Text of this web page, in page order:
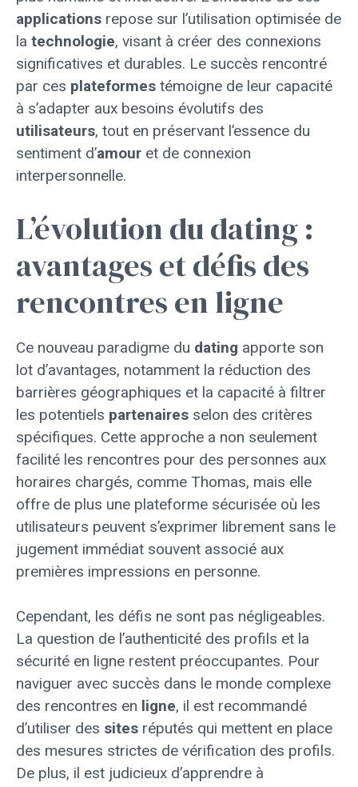
applications repose sur l’utilisation optimisée de
la technologie, visant à créer des connexions
significatives et durables. Le succès rencontré
par ces plateformes témoigne de leur capacité
à s’adapter aux besoins évolutifs des
utilisateurs, tout en préservant l’essence du
sentiment d’amour et de connexion
interpersonnelle.
L’évolution du dating :
avantages et défis des
rencontres en ligne
Ce nouveau paradigme du dating apporte son
lot d’avantages, notamment la réduction des
barrières géographiques et la capacité à filtrer
les potentiels partenaires selon des critères
spécifiques. Cette approche a non seulement
facilité les rencontres pour des personnes aux
horaires chargés, comme Thomas, mais elle
offre de plus une plateforme sécurisée où les
utilisateurs peuvent s’exprimer librement sans le
jugement immédiat souvent associé aux
premières impressions en personne.
Cependant, les défis ne sont pas négligeables.
La question de l’authenticité des profils et la
sécurité en ligne restent préoccupantes. Pour
naviguer avec succès dans le monde complexe
des rencontres en ligne, il est recommandé
d’utiliser des sites réputés qui mettent en place
des mesures strictes de vérification des profils.
De plus, il est judicieux d’apprendre à